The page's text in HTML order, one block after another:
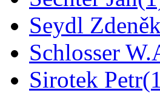
Seydl Zdeněk
Schlosser
Sirotek Petr